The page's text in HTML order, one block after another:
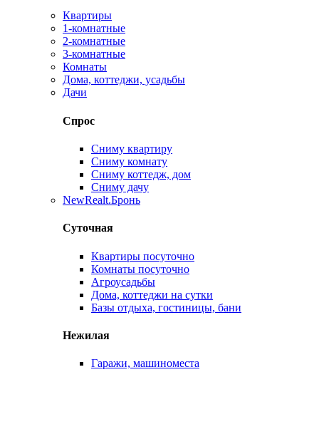
Квартиры
1-комнатные
2-комнатные
3-комнатные
Комнаты
Дома, коттеджи, усадьбы
Дачи
Спрос
Сниму квартиру
Сниму комнату
Сниму коттедж, дом
Сниму дачу
NewRealt.Бронь
Суточная
Квартиры посуточно
Комнаты посуточно
Агроусадьбы
Дома, коттеджи на сутки
Базы отдыха, гостиницы, бани
Нежилая
Гаражи, машиноместа